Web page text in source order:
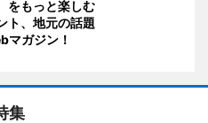
をもっと楽しむ
ト、地元の話題
マガジン！
集